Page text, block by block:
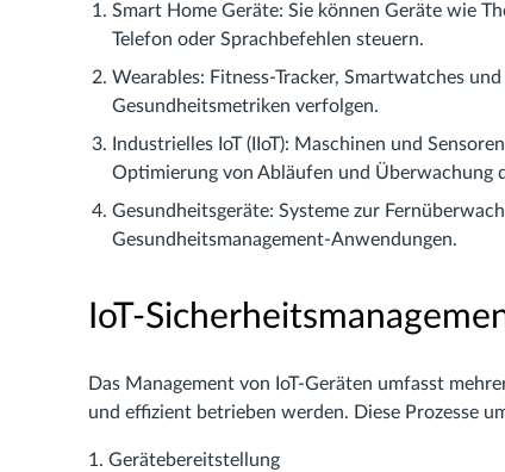
Smart Home Geräte: Sie können Geräte wie
Telefon oder Sprachbefehlen steuern.
Wearables: Fitness-Tracker, Smartwatches
Gesundheitsmetriken verfolgen.
Industrielles IoT (IIoT): Maschinen und
Optimierung von Abläufen und Überwachung
Gesundheitsgeräte: Systeme zur
Gesundheitsmanagement-Anwendungen.
IoT-
Das Management von IoT-Geräten umfasst
und effizient betrieben werden. Diese Prozesse
1. Gerätebereitstellung